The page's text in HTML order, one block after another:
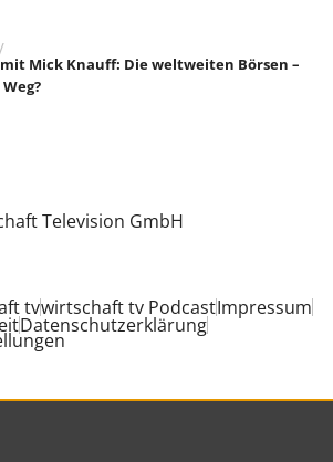
Mick Knauff: Die weltweiten Börsen –
Television GmbH
tvwirtschaft tv PodcastImpressum
Datenschutzerklärung